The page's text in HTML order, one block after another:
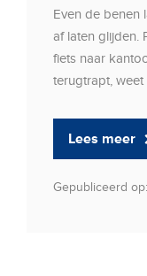
Even de benen
af laten glijden.
fiets naar
terugtrapt, weet
Lees meer
Gepubliceerd